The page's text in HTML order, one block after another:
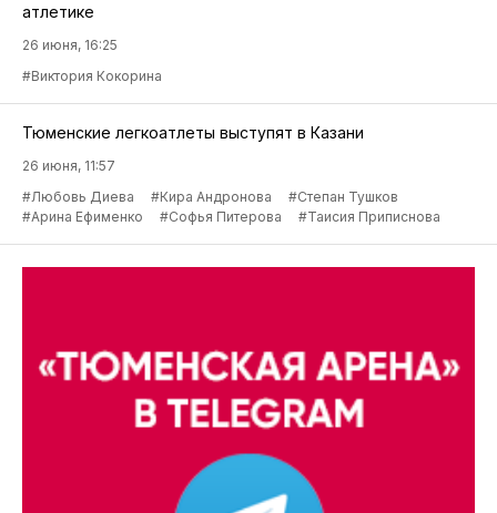
атлетике
26 июня, 16:25
#Виктория Кокорина
Тюменские легкоатлеты выступят в Казани
26 июня, 11:57
#Любовь Диева
#Кира Андронова
#Степан Тушков
#Арина Ефименко
#Софья Питерова #Таисия Приписнова